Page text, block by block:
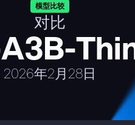
模型比较
对比
2026年2月28日